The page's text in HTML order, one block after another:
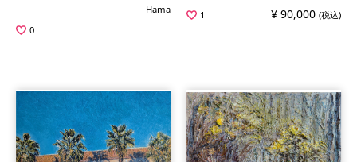
Hama
0
1
¥ 90,000 (税込)